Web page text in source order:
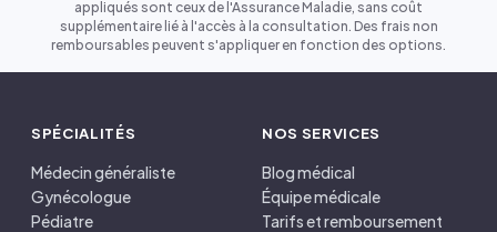
appliqués sont ceux de l'Assurance Maladie, sans coût
supplémentaire lié à l'accès à la consultation. Des frais non
remboursables peuvent s'appliquer en fonction des options.
SPÉCIALITÉS
Médecin généraliste
Gynécologue
Pédiatre
NOS SERVICES
Blog médical
Équipe médicale
Tarifs et remboursement